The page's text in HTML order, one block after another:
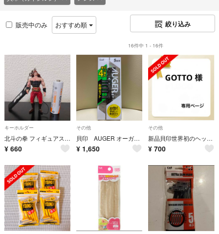
販売中のみ おすすめ順 絞り込み
16件中 1 - 16件
キーホルダー
北斗の拳 フィギュアストラップ【ユダ】南斗紅鶴拳／妖星
¥ 660
その他
貝印 AUGER オーガ 新品未使用 5枚刃 AG-5B1 本体+替刃4+1個入
¥ 1,650
その他
新品貝印世界初のヘッド角度可変機構>AUGER髭剃りと日本製シェービングジェル
¥ 700